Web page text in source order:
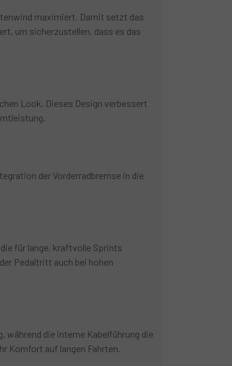
maximiert. Damit setzt das
um sicherzustellen, dass es das
Look. Dieses Design verbessert
der Vorderradbremse in die
für lange, kraftvolle Sprints
Pedaltritt auch bei hohen
die interne Kabelführung die
Komfort auf langen Fahrten.